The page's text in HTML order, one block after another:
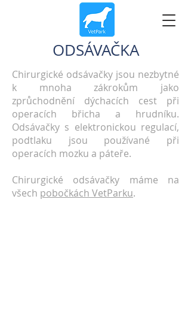
ODSÁVAČKA
Chirurgické odsávačky jsou nezbytné
k mnoha zákrokům jako
zprůchodnění dýchacích cest při
operacích břicha a hrudníku.
Odsávačky s elektronickou regulací,
podtlaku jsou používané při
operacích mozku a páteře.
Chirurgické odsávačky máme na
všech pobočkách VetParku.